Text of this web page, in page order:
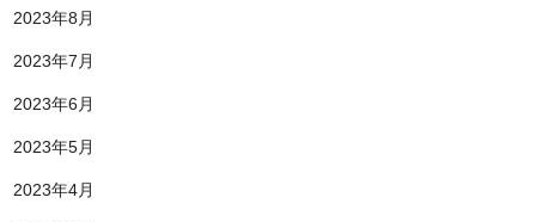
2023年8月
2023年7月
2023年6月
2023年5月
2023年4月